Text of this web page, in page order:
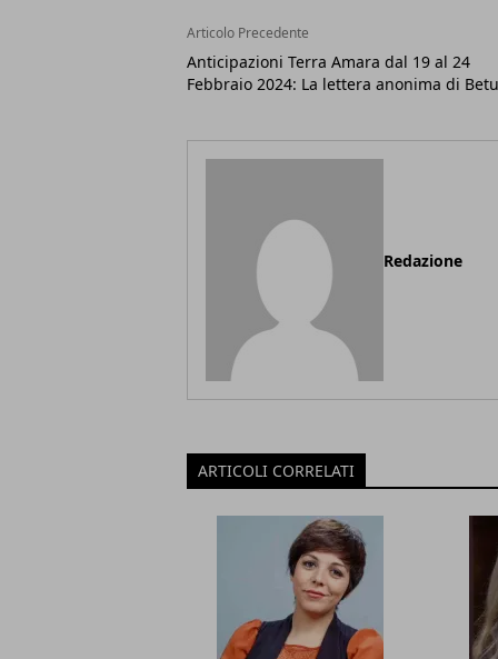
Articolo Precedente
Anticipazioni Terra Amara dal 19 al 24
Febbraio 2024: La lettera anonima di
Redazione
ARTICOLI CORRELATI